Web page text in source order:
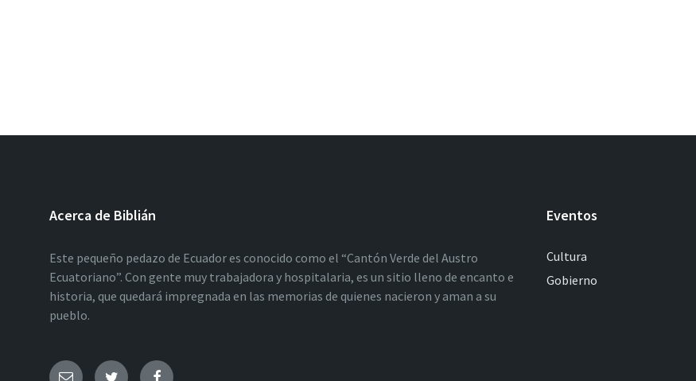
Acerca de Biblián
Este pequeño pedazo de Ecuador es conocido como el “Cantón Verde del Austro
Ecuatoriano”. Con gente muy trabajadora y hospitalaria, es un sitio lleno de encanto e
historia, que quedará impregnada en las memorias de quienes nacieron y aman a su
pueblo.
Eventos
Cultura
Gobierno